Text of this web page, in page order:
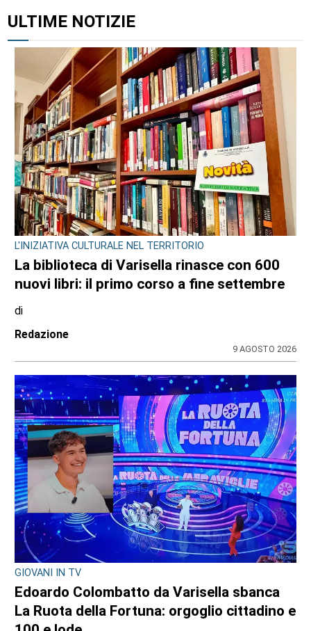
ULTIME NOTIZIE
L'INIZIATIVA CULTURALE NEL TERRITORIO
La biblioteca di Varisella rinasce con 600
nuovi libri: il primo corso a fine settembre
di
Redazione
9 AGOSTO 2026
GIOVANI IN TV
Edoardo Colombatto da Varisella sbanca
La Ruota della Fortuna: orgoglio cittadino e